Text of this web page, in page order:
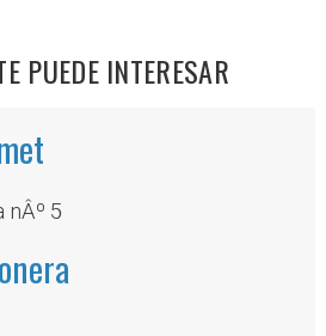
PUEDE INTERESAR
nÂº 5